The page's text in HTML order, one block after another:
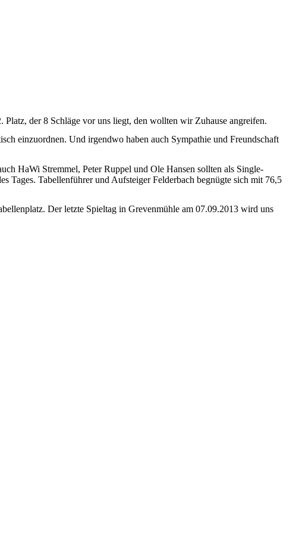
der 8 Schläge vor uns liegt, den wollten wir Zuhause angreifen.
einzuordnen. Und irgendwo haben auch Sympathie und Freundschaft
HaWi Stremmel, Peter Ruppel und Ole Hansen sollten als Single-
Tages. Tabellenführer und Aufsteiger Felderbach begnügte sich mit 76,5
Der letzte Spieltag in Grevenmühle am 07.09.2013 wird uns